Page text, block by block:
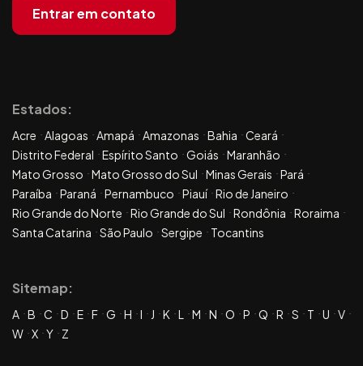
Entrar em contato
Estados:
Acre Alagoas Amapá Amazonas Bahia
Ceará
Distrito Federal
Espírito Santo Goiás
Maranhão
Mato Grosso
Mato Grosso do Sul Minas Gerais
Pará
Paraíba
Paraná Pernambuco Piauí Rio de Janeiro
Rio Grande do Norte
Rio Grande do Sul Rondônia
Roraima
Santa Catarina
São Paulo Sergipe Tocantins
Sitemap:
A B C D E F G H I J K L M N O P Q R S T U
V
W X Y Z